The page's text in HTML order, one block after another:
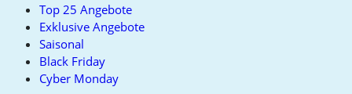
Top 25 Angebote
Exklusive Angebote
Saisonal
Black Friday
Cyber Monday